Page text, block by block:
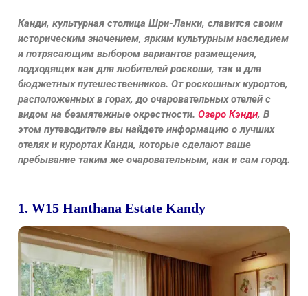
Канди, культурная столица Шри-Ланки, славится своим
историческим значением, ярким культурным наследием
и потрясающим выбором вариантов размещения,
подходящих как для любителей роскоши, так и для
бюджетных путешественников. От роскошных курортов,
расположенных в горах, до очаровательных отелей с
видом на безмятежные окрестности. Озеро Кэнди, В
этом путеводителе вы найдете информацию о лучших
отелях и курортах Канди, которые сделают ваше
пребывание таким же очаровательным, как и сам город.
1. W15 Hanthana Estate Kandy